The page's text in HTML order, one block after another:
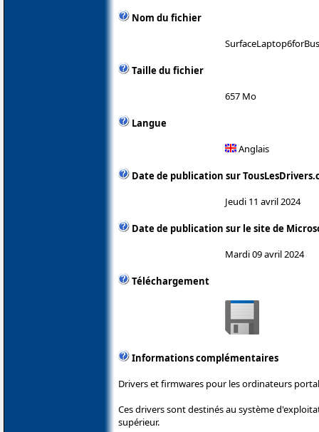
Nom du fichier
Taille du fichier
657 Mo
Langue
Anglais
Date de publication sur
Jeudi 11 avril 2024
Date de publication sur le site de
Mardi 09 avril 2024
Téléchargement
Informations complémentaires
Drivers et firmwares pour les ordinateurs
Ces drivers sont destinés au système
supérieur.